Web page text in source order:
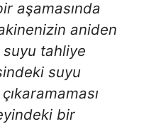
aşamasında
aniden
suyu tahliye
suyu
bir